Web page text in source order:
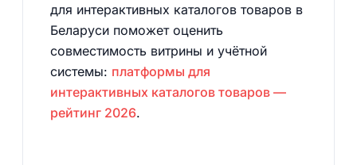
для интерактивных каталогов товаров в
Беларуси поможет оценить
совместимость витрины и учётной
системы: платформы для
интерактивных каталогов товаров —
рейтинг 2026.